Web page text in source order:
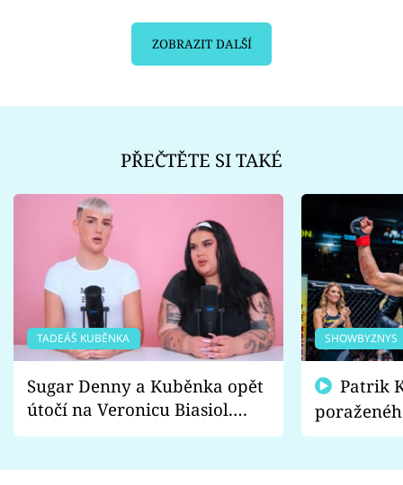
ZOBRAZIT DALŠÍ
PŘEČTĚTE SI TAKÉ
TADEÁŠ KUBĚNKA
Sugar Denny a Kuběnka opět
útočí na Veronicu Biasiol.
Proč je podle nich falešná a
SHOWBYZNYS
fanoušci